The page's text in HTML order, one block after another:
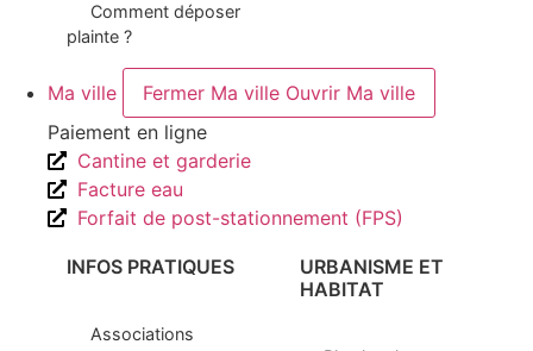
Comment déposer
plainte ?
Ma ville Fermer Ma ville Ouvrir Ma ville
Paiement en ligne
Cantine et garderie
Facture eau
Forfait de post-stationnement (FPS)
INFOS PRATIQUES
Associations
URBANISME ET
HABITAT